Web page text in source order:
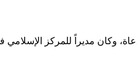
الدعاة، وكان مديراً للمركز